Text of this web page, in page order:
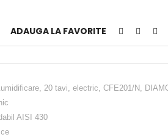
ADAUGA LA FAVORITE
20 tavi, electric, CFE201/N,
AISI 430